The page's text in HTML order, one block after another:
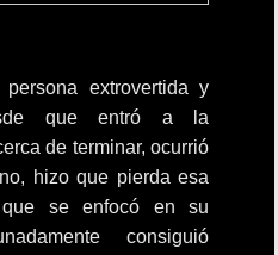
extrovertida y
que entró a la
de terminar, ocurrió
hizo que pierda esa
se enfocó en su
consiguió